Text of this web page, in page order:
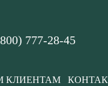
777-28-45
КЛИЕНТАМ